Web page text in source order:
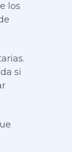
los
si